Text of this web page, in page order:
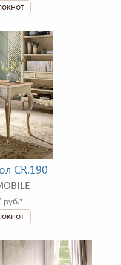
CR.190
руб.*